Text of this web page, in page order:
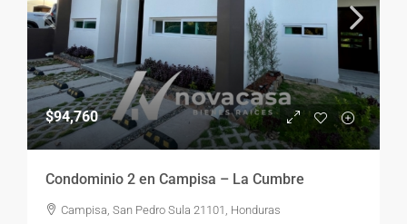
$94,760
Condominio 2 en Campisa – La Cumbre
Campisa, San Pedro Sula 21101, Honduras